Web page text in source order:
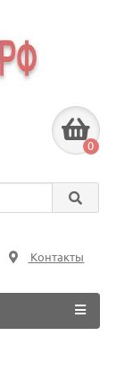
0
Контакты